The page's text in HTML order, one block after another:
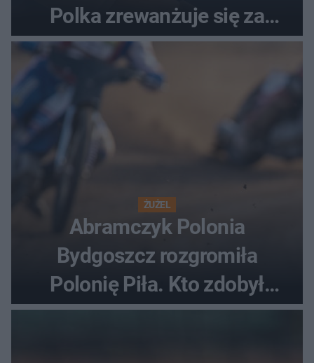
Polka zrewanżuje się za
ostatnią porażkę?
ŻUŻEL
Abramczyk Polonia
Bydgoszcz rozgromiła
Polonię Piła. Kto zdobył
najwięcej punktów?